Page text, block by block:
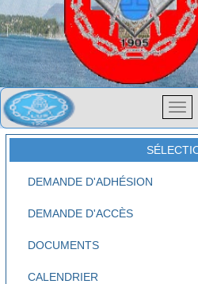
DEMANDE D'ADHÉSION
DEMANDE D'ACCÈS
DOCUMENTS
CALENDRIER